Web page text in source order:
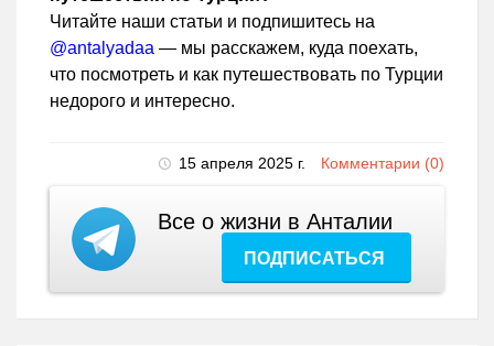
Читайте наши статьи и подпишитесь на
@antalyadaa — мы расскажем, куда поехать,
что посмотреть и как путешествовать по Турции
недорого и интересно.
15 апреля 2025 г. Комментарии (0)
Все о жизни в Анталии
ПОДПИСАТЬСЯ